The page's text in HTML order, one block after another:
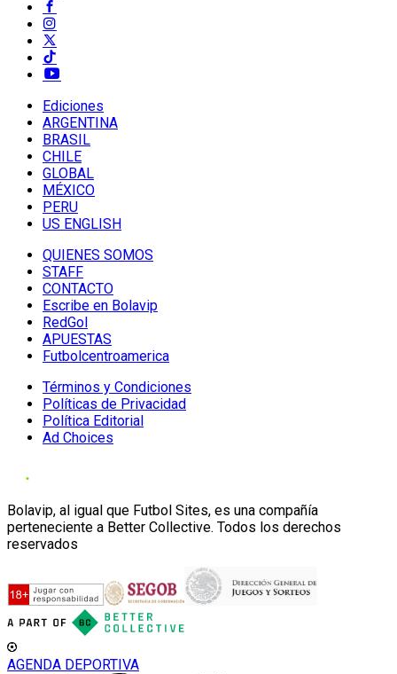
Ediciones
ARGENTINA
BRASIL
CHILE
GLOBAL
MÉXICO
PERU
US ENGLISH
QUIENES SOMOS
STAFF
CONTACTO
Escribe en Bolavip
RedGol
APUESTAS
Futbolcentroamerica
Términos y Condiciones
Políticas de Privacidad
Política Editorial
Ad Choices
Bolavip, al igual que Futbol Sites, es una compañía
perteneciente a Better Collective. Todos los derechos
reservados
AGENDA DEPORTIVA